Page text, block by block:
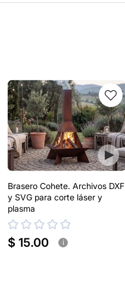
Brasero Cohete. Archivos DXF
y SVG para corte láser y
plasma
$ 15.00 i